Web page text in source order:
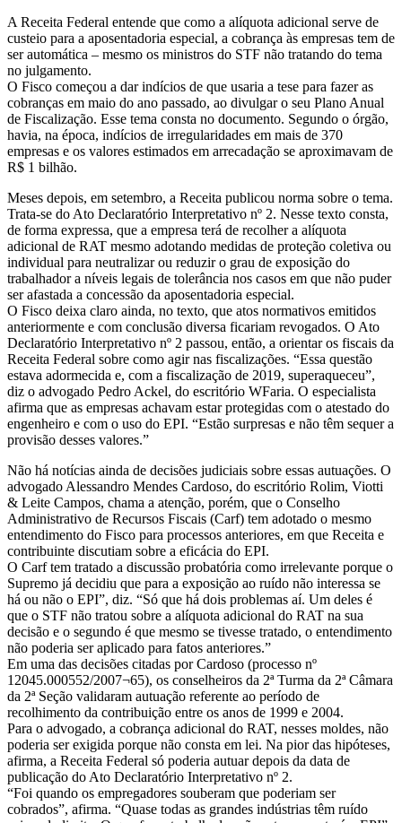
A Receita Federal entende que como a alíquota adicional serve de
custeio para a aposentadoria especial, a cobrança às empresas tem de
ser automática – mesmo os ministros do STF não tratando do tema
no julgamento.
O Fisco começou a dar indícios de que usaria a tese para fazer as
cobranças em maio do ano passado, ao divulgar o seu Plano Anual
de Fiscalização. Esse tema consta no documento. Segundo o órgão,
havia, na época, indícios de irregularidades em mais de 370
empresas e os valores estimados em arrecadação se aproximavam de
R$ 1 bilhão.
Meses depois, em setembro, a Receita publicou norma sobre o tema.
Trata-se do Ato Declaratório Interpretativo nº 2. Nesse texto consta,
de forma expressa, que a empresa terá de recolher a alíquota
adicional de RAT mesmo adotando medidas de proteção coletiva ou
individual para neutralizar ou reduzir o grau de exposição do
trabalhador a níveis legais de tolerância nos casos em que não puder
ser afastada a concessão da aposentadoria especial.
O Fisco deixa claro ainda, no texto, que atos normativos emitidos
anteriormente e com conclusão diversa ficariam revogados. O Ato
Declaratório Interpretativo nº 2 passou, então, a orientar os fiscais da
Receita Federal sobre como agir nas fiscalizações. “Essa questão
estava adormecida e, com a fiscalização de 2019, superaqueceu”,
diz o advogado Pedro Ackel, do escritório WFaria. O especialista
afirma que as empresas achavam estar protegidas com o atestado do
engenheiro e com o uso do EPI. “Estão surpresas e não têm sequer a
provisão desses valores.”
Não há notícias ainda de decisões judiciais sobre essas autuações. O
advogado Alessandro Mendes Cardoso, do escritório Rolim, Viotti
& Leite Campos, chama a atenção, porém, que o Conselho
Administrativo de Recursos Fiscais (Carf) tem adotado o mesmo
entendimento do Fisco para processos anteriores, em que Receita e
contribuinte discutiam sobre a eficácia do EPI.
O Carf tem tratado a discussão probatória como irrelevante porque o
Supremo já decidiu que para a exposição ao ruído não interessa se
há ou não o EPI”, diz. “Só que há dois problemas aí. Um deles é
que o STF não tratou sobre a alíquota adicional do RAT na sua
decisão e o segundo é que mesmo se tivesse tratado, o entendimento
não poderia ser aplicado para fatos anteriores.”
Em uma das decisões citadas por Cardoso (processo nº
12045.000552/2007¬65), os conselheiros da 2ª Turma da 2ª Câmara
da 2ª Seção validaram autuação referente ao período de
recolhimento da contribuição entre os anos de 1999 e 2004.
Para o advogado, a cobrança adicional do RAT, nesses moldes, não
poderia ser exigida porque não consta em lei. Na pior das hipóteses,
afirma, a Receita Federal só poderia autuar depois da data de
publicação do Ato Declaratório Interpretativo nº 2.
“Foi quando os empregadores souberam que poderiam ser
cobrados”, afirma. “Quase todas as grandes indústrias têm ruído